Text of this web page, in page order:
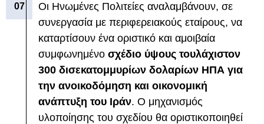
Οι Ηνωμένες Πολιτείες αναλαμβάνουν, σε
συνεργασία με περιφερειακούς εταίρους, να
καταρτίσουν ένα οριστικό και αμοιβαία
συμφωνημένο σχέδιο ύψους τουλάχιστον
300 δισεκατομμυρίων δολαρίων ΗΠΑ για
την ανοικοδόμηση και οικονομική
ανάπτυξη του Ιράν. Ο μηχανισμός
υλοποίησης του σχεδίου θα οριστικοποιηθεί